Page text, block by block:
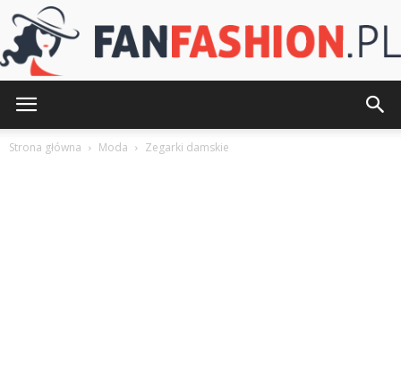
Strona główna Moda Zegarki damskie